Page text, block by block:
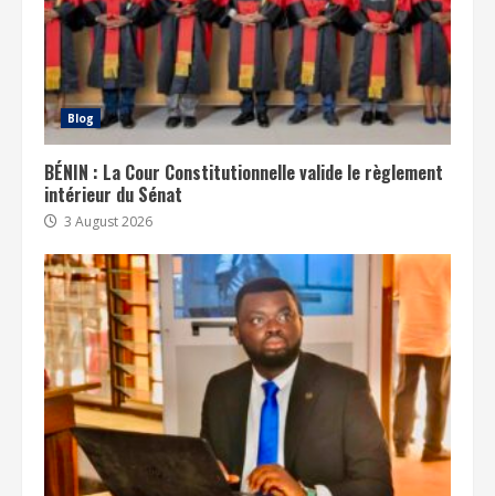
Blog
BÉNIN : La Cour Constitutionnelle valide le règlement
intérieur du Sénat
3 August 2026